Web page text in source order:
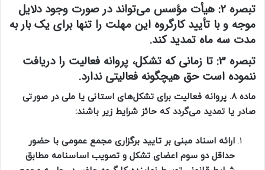
تبصره 2:
هیأت مؤسس می‌تواند در صورت وجود دلایل
موجه و با تأیید کارگروه این مهلت را تنها برای یک بار به
مدت سه ماه تمدید کند. ‌‌‌‌‌‌‌
تبصره 3:
تا زمانی که تشکل، پروانه فعالیت را دریافت
ننموده است حق هیچگونه فعالیتی ندارد.
ماده 8. پروانه فعالیت برای تشکل‌های استانی یا ملی در صورتی
صادر یا تمدید می‌گردد که حائز شرایط زیر باشند:
ارائه اسناد مبنی بر تایید برگزاری مجمع عمومی با حضور
حداقل دو سوم اعضای تشکل و تصویب اساسنامه مطابق